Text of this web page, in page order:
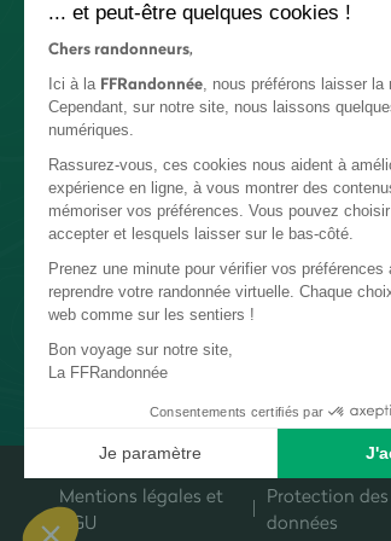
Mentions légales et
CGU
Protection des
données
... et peut-être quelques cookies !
Chers randonneurs,
Ici à la FFRandonnée, nous préférons laisser la
Cependant, sur notre site, nous laissons
numériques.
Rassurez-vous, ces cookies nous aident à
expérience en ligne, à vous montrer des
mémoriser vos préférences. Vous pouvez
accepter et lesquels laisser sur le bas-côté.
Prenez une minute pour vérifier vos préférences
reprendre votre randonnée virtuelle. Chaque
web comme sur les sentiers !
Bon voyage sur notre site,
La FFRandonnée
Consentements certifiés par
Je paramètre
Axeptio consent
Plateforme de Gestion du Consentement :
Notre plateforme vous permet d'adapter et de